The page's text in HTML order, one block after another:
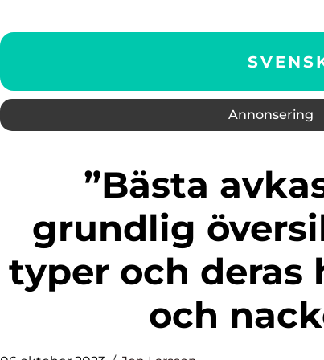
Annonsering
”Bästa avkastning: En
grundlig
typer och deras
och